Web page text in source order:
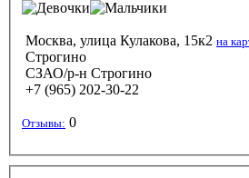
Москва, улица Кулакова, 15к2 на
Строгино
СЗАО/р-н Строгино
+7 (965) 202-30-22
Отзывы: 0